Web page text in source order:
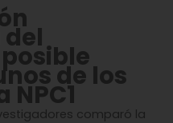
de los
comparó la